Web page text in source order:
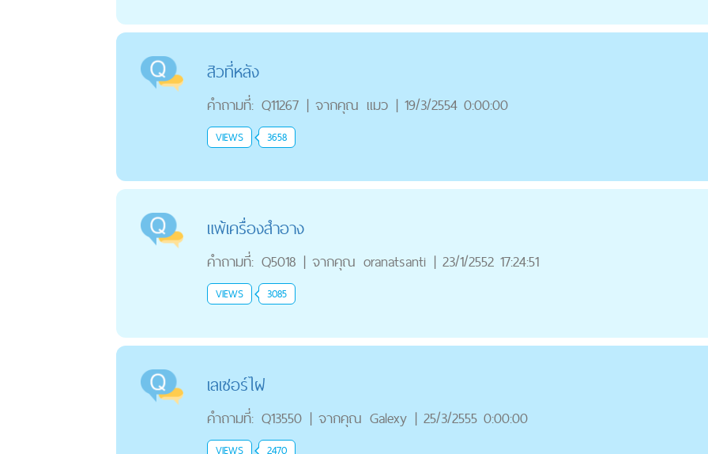
สิวที่หลัง
คำถามที่: Q11267 | จากคุณ แมว | 19/3/2554 0:00:00
VIEWS 3658
แพ้เครื่องสำอาง
คำถามที่: Q5018 | จากคุณ oranatsanti | 23/1/2552 17:24:51
VIEWS 3085
เลเซอร์ไฝ
คำถามที่: Q13550 | จากคุณ Galexy | 25/3/2555 0:00:00
VIEWS 2470